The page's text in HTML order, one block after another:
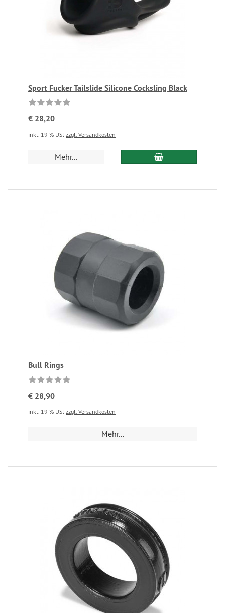
Sport Fucker Tailslide Silicone Cocksling Black
€ 28,20
inkl. 19 % USt zzgl. Versandkosten
Mehr...
Bull Rings
€ 28,90
inkl. 19 % USt zzgl. Versandkosten
Mehr...